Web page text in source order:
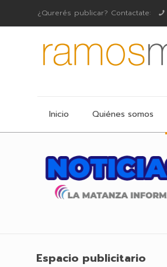
¿Qurerés publicar? Contactate:
Inicio Quiénes somos
Espacio publicitario